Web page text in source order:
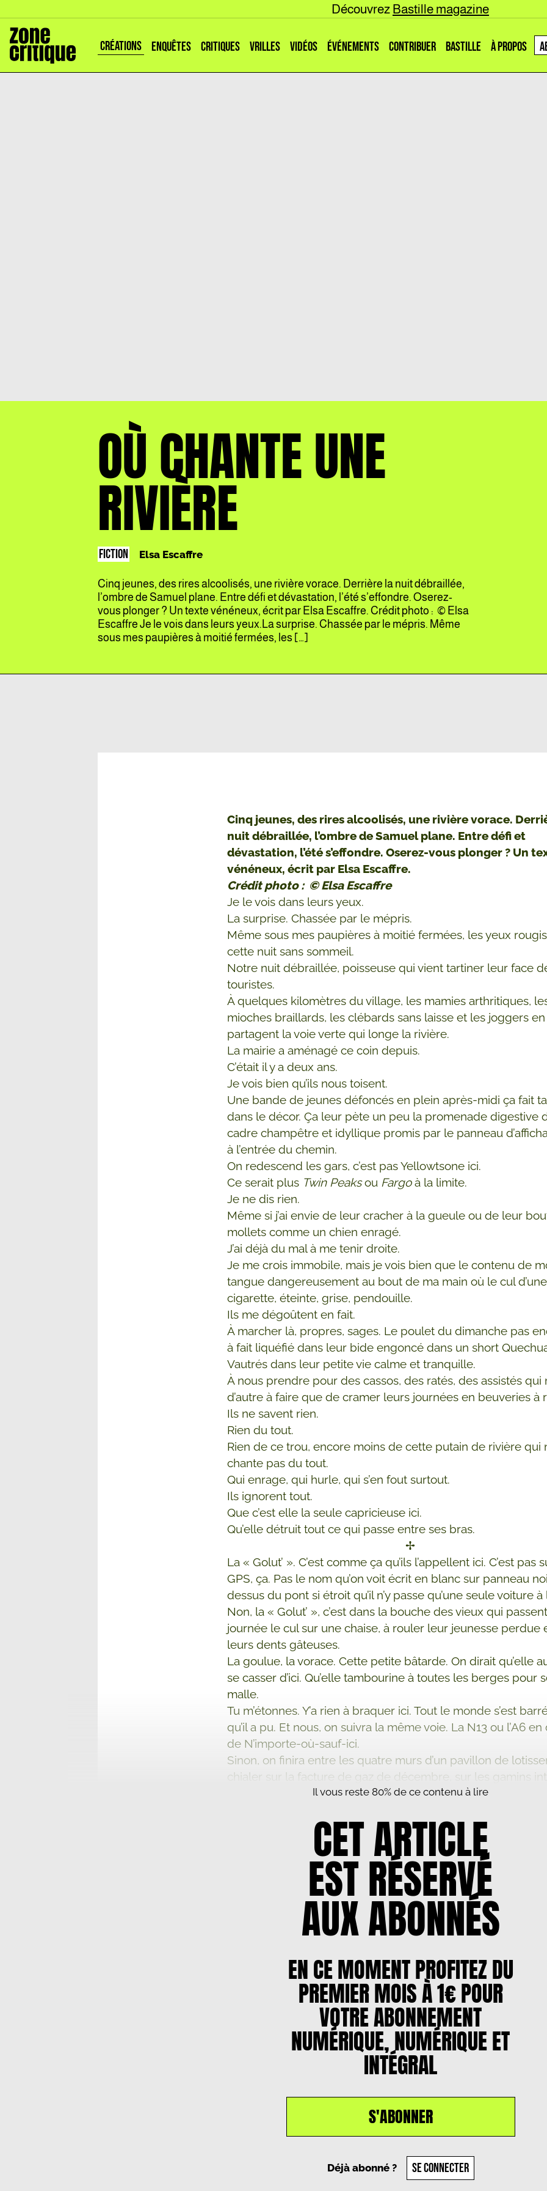
Découvrez Bastille magazine
CRÉATIONS ENQUÊTES CRITIQUES VRILLES VIDÉOS ÉVÉNEMENTS CONTRIBUER BASTILLE À PROPOS
OÙ CHANTE UNE
RIVIÈRE
FICTION Elsa Escaffre
Cinq jeunes, des rires alcoolisés, une rivière vorace. Derrière la nuit débraillée,
l’ombre de Samuel plane. Entre défi et dévastation, l’été s’effondre. Oserez-
vous plonger ? Un texte vénéneux, écrit par Elsa Escaffre. Crédit photo : © Elsa
Escaffre Je le vois dans leurs yeux.La surprise. Chassée par le mépris. Même
sous mes paupières à moitié fermées, les […]
Cinq jeunes, des rires alcoolisés, une rivière vorace.
nuit débraillée, l’ombre de Samuel plane. Entre défi et
dévastation, l’été s’effondre. Oserez-vous plonger ? Un
vénéneux, écrit par Elsa Escaffre.
Crédit photo : © Elsa Escaffre
Je le vois dans leurs yeux.
La surprise. Chassée par le mépris.
Même sous mes paupières à moitié fermées, les yeux
cette nuit sans sommeil.
Notre nuit débraillée, poisseuse qui vient tartiner leur face
touristes.
À quelques kilomètres du village, les mamies arthritiques,
mioches braillards, les clébards sans laisse et les joggers
partagent la voie verte qui longe la rivière.
La mairie a aménagé ce coin depuis.
C’était il y a deux ans.
Je vois bien qu’ils nous toisent.
Une bande de jeunes défoncés en plein après-midi ça fait
dans le décor. Ça leur pète un peu la promenade digestive
cadre champêtre et idyllique promis par le panneau
à l’entrée du chemin.
On redescend les gars, c’est pas Yellowtsone ici.
Ce serait plus Twin Peaksou Fargoà la limite.
Je ne dis rien.
Même si j’ai envie de leur cracher à la gueule ou de leur
mollets comme un chien enragé.
J’ai déjà du mal à me tenir droite.
Je me crois immobile, mais je vois bien que le contenu de
tangue dangereusement au bout de ma main où le cul d’une
cigarette, éteinte, grise, pendouille.
Ils me dégoûtent en fait.
À marcher là, propres, sages. Le poulet du dimanche pas
à fait liquéfié dans leur bide engoncé dans un short
Vautrés dans leur petite vie calme et tranquille.
À nous prendre pour des cassos, des ratés, des assistés qui
d’autre à faire que de cramer leurs journées en beuveries à
Ils ne savent rien.
Rien du tout.
Rien de ce trou, encore moins de cette putain de rivière qui
chante pas du tout.
Qui enrage, qui hurle, qui s’en fout surtout.
Ils ignorent tout.
Que c’est elle la seule capricieuse ici.
Qu’elle détruit tout ce qui passe entre ses bras.
✢
La « Golut’ ». C’est comme ça qu’ils l’appellent ici. C’est pas
GPS, ça. Pas le nom qu’on voit écrit en blanc sur panneau
dessus du pont si étroit qu’il n’y passe qu’une seule voiture à
Non, la « Golut’ », c’est dans la bouche des vieux qui
journée le cul sur une chaise, à rouler leur jeunesse perdue
leurs dents gâteuses.
La goulue, la vorace. Cette petite bâtarde. On dirait qu’elle
se casser d’ici. Qu’elle tambourine à toutes les berges pour
malle.
Tu m’étonnes. Y’a rien à braquer ici. Tout le monde s’est
qu’il a pu. Et nous, on suivra la même voie. La N13 ou l’A6
de N’importe-où-sauf-ici.
Sinon, on finira entre les quatre murs d’un pavillon de
chialer sur la facture de gaz de décembre, sur les gamins
et sur les voisins qui se tapent de gigantesques barbecuites
Un hoquet me renvoie les vapeurs de rhum noyées ...
Il vous reste 80% de ce contenu à lire
CET ARTICLE
EST RÉSERVÉ
AUX ABONNÉS
EN CE MOMENT PROFITEZ DU
PREMIER MOIS À 1€ POUR
VOTRE ABONNEMENT
NUMÉRIQUE, NUMÉRIQUE ET
INTÉGRAL
S'ABONNER
Déjà abonné ? SE CONNECTER